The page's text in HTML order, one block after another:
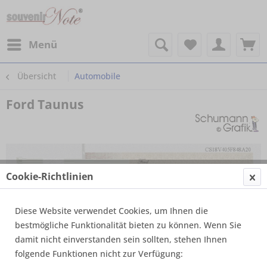
Menü
Übersicht Automobile
Ford Taunus
Cookie-Richtlinien
Diese Website verwendet Cookies, um Ihnen die
bestmögliche Funktionalität bieten zu können. Wenn Sie
damit nicht einverstanden sein sollten, stehen Ihnen
folgende Funktionen nicht zur Verfügung: